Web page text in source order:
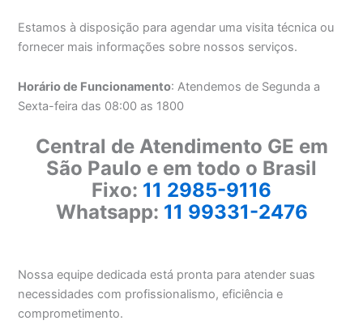
Estamos à disposição para agendar uma visita técnica ou
fornecer mais informações sobre nossos serviços.
Horário de Funcionamento: Atendemos de Segunda a
Sexta-feira das 08:00 as 1800
Central de Atendimento GE em
São Paulo e em todo o Brasil
Fixo: 11 2985-9116
Whatsapp: 11 99331-2476
Nossa equipe dedicada está pronta para atender suas
necessidades com profissionalismo, eficiência e
comprometimento.